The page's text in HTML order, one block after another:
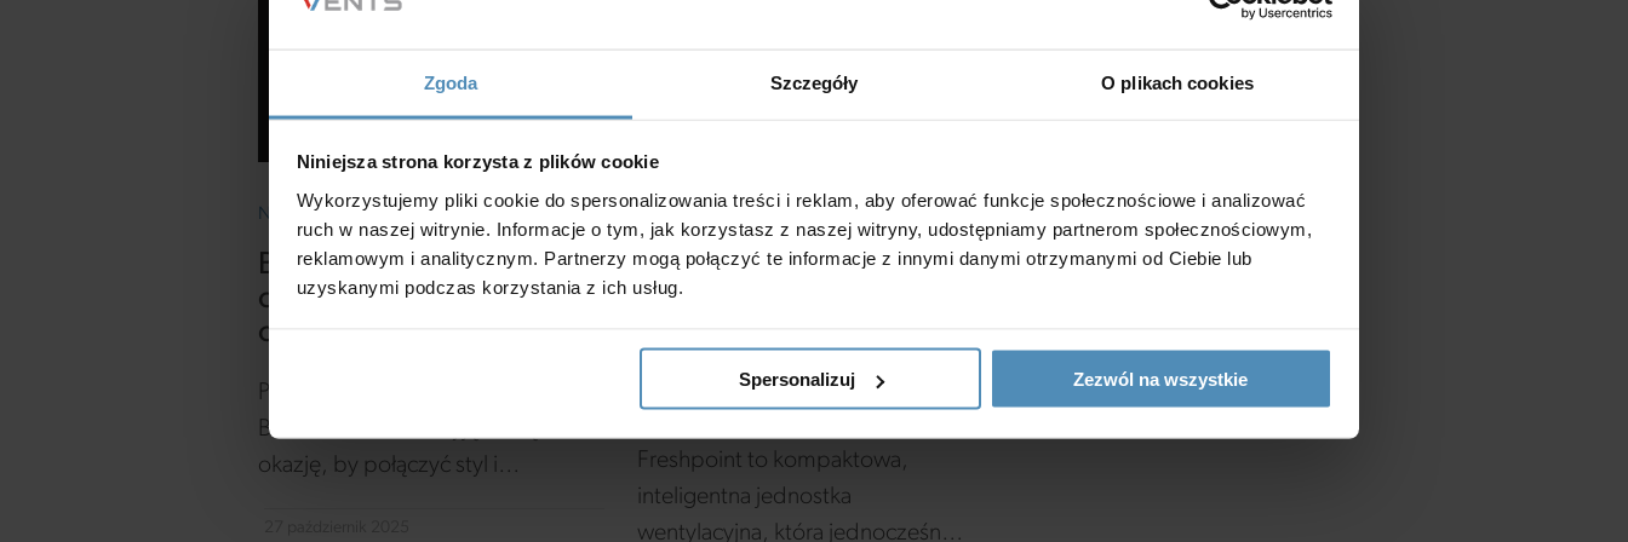
Zgoda Szczegóły O plikach cookies
Niniejsza strona korzysta z plików cookie
Wykorzystujemy pliki cookie do spersonalizowania treści i reklam, aby oferować funkcje społecznościowe i analizować
ruch w naszej witrynie. Informacje o tym, jak korzystasz z naszej witryny, udostępniamy partnerom społecznościowym,
reklamowym i analitycznym. Partnerzy mogą połączyć te informacje z innymi danymi otrzymanymi od Ciebie lub
uzyskanymi podczas korzystania z ich usług.
Spersonalizuj Zezwól na wszystkie
NOWOŚCI I PROMOCJE
BLACK MONTH: więcej
czerni = więcej
oszczędności
Przez cały listopad świętujemy
BLACK MONTH - wyjątkową
okazję, by połączyć styl i
Freshpoint –
nowoczesna wentylacja
NOWOŚĆ w ofercie
VENTS
Freshpoint to kompaktowa,
inteligentna jednostka
wentylacyjna, która jednocześnie